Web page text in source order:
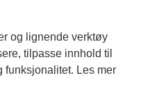
og lignende verktøy
tilpasse innhold til
funksjonalitet. Les mer